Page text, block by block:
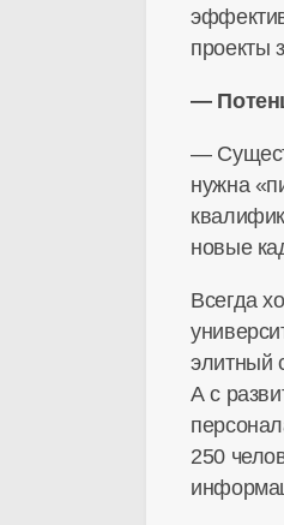
проекты
—
—
нужна
новые
Всегда
элитный
А с
250